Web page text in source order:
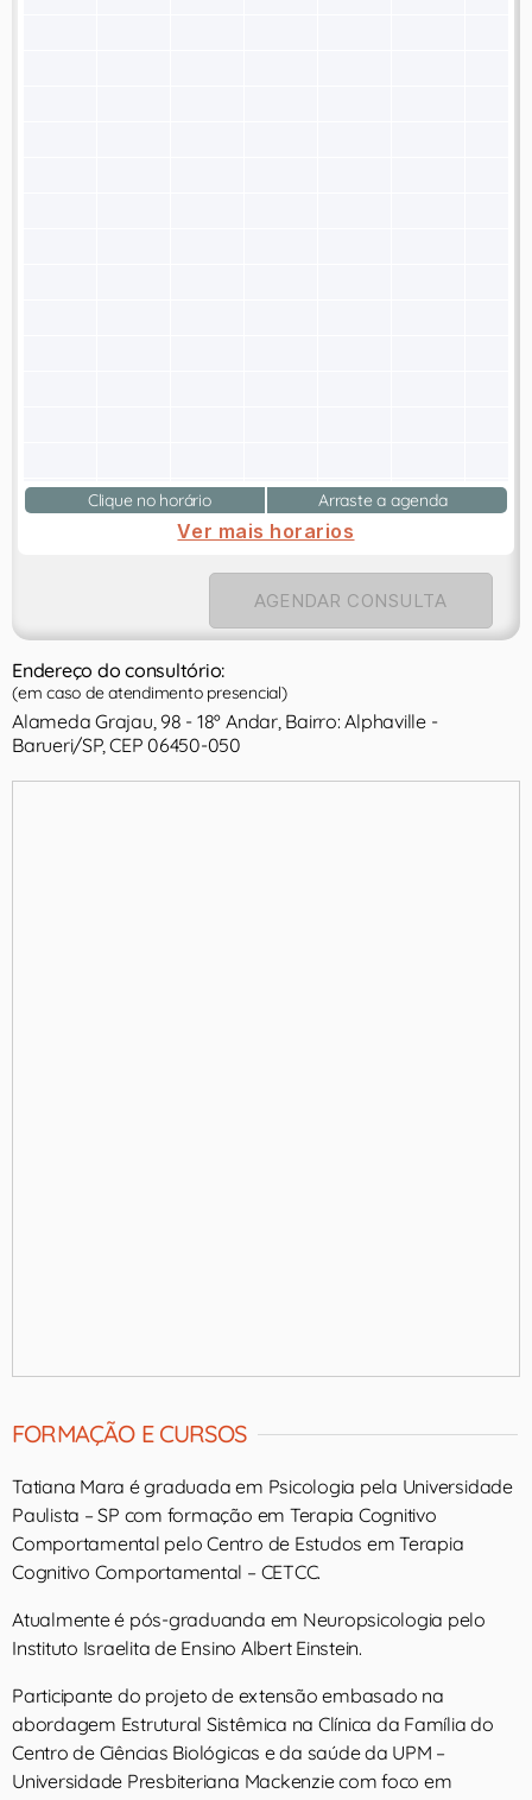
Clique no horário Arraste a agenda
Ver mais horarios
AGENDAR CONSULTA
Endereço do consultório:
(em caso de atendimento presencial)
Alameda Grajau, 98 - 18º Andar, Bairro: Alphaville -
Barueri/SP, CEP 06450-050
FORMAÇÃO E CURSOS
Tatiana Mara é graduada em Psicologia pela Universidade
Paulista – SP com formação em Terapia Cognitivo
Comportamental pelo Centro de Estudos em Terapia
Cognitivo Comportamental – CETCC.
Atualmente é pós-graduanda em Neuropsicologia pelo
Instituto Israelita de Ensino Albert Einstein.
Participante do projeto de extensão embasado na
abordagem Estrutural Sistêmica na Clínica da Família do
Centro de Ciências Biológicas e da saúde da UPM –
Universidade Presbiteriana Mackenzie com foco em